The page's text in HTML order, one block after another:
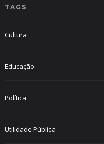
TAGS
Cultura
Educação
Política
Utilidade Pública